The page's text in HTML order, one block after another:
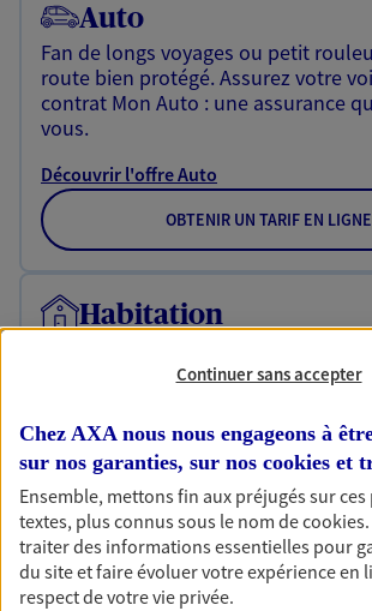
Auto
Fan de longs voyages ou petit
route bien protégé. Assurez votre
contrat Mon Auto : une assurance
vous.
Découvrir l'offre Auto
OBTENIR UN TARIF EN LIGNE
Habitation
contrat Ma Maison assure votre
Découvrir l'offre Habitation
OBTENIR UN TARIF EN LIGNE
Garantie Accidents
Continuer sans accepter
Chez AXA nous nous engageons à
sur nos garanties, sur nos cookies et
Ensemble, mettons fin aux préjugés sur
textes, plus connus sous le nom decookies
traiter des informations essentielles pour
du site et faire évoluer votre expérience en
respect de votre vie privée.